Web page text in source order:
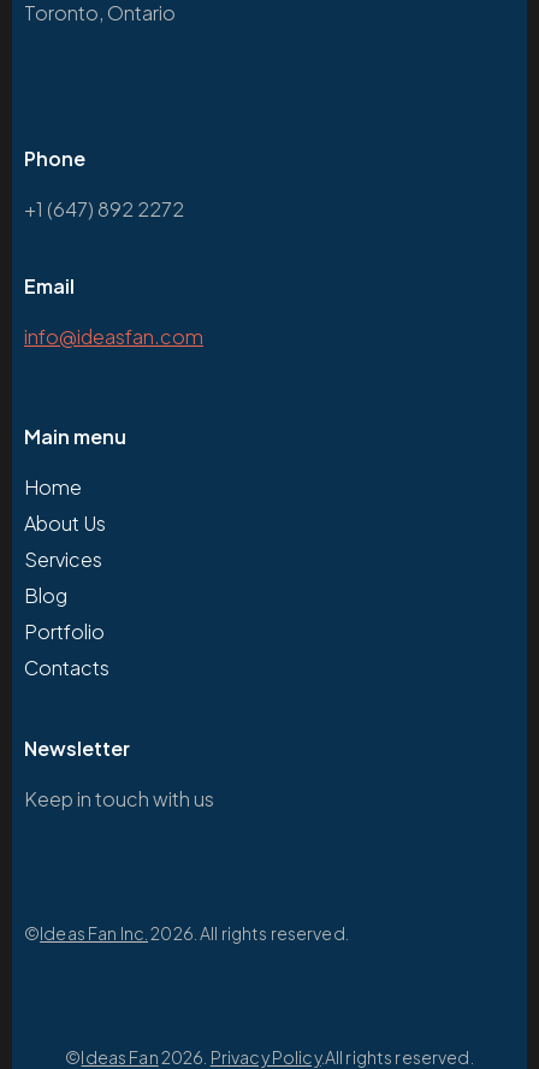
Toronto, Ontario
Phone
+1 (647) 892 2272
Email
info@ideasfan.com
Main menu
Home
About Us
Services
Blog
Portfolio
Contacts
Newsletter
Keep in touch with us
©Ideas Fan Inc. 2026. All rights reserved.
©Ideas Fan2026. Privacy Policy.All rights reserved.